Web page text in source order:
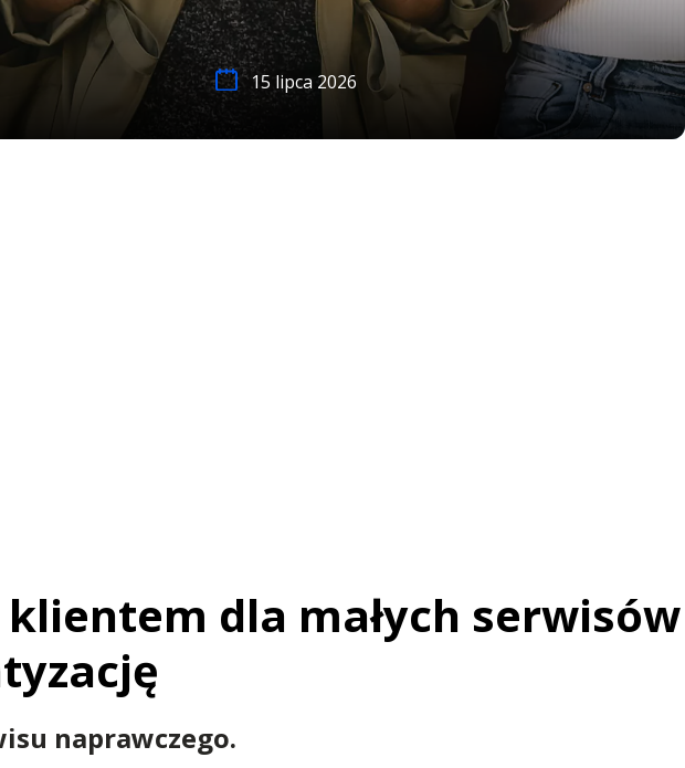
15 lipca 2026
dla małych serwisów
naprawczego.